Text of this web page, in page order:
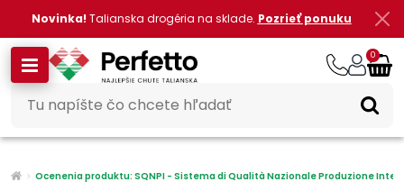
Novinka! Talianska drogéria na sklade. Pozrieť ponuku
0
Ocenenia produktu: SQNPI - Sistema di Qualità Nazionale Produzione